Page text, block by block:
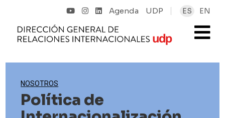
Agenda UDP ES EN
NOSOTROS
Política de